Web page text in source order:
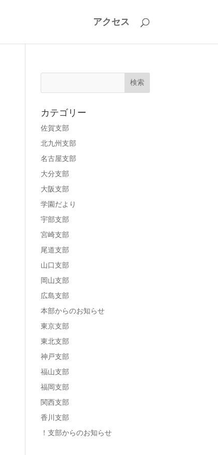
アクセス
カテゴリー
佐賀支部
北九州支部
名古屋支部
大分支部
大阪支部
学園だより
宇部支部
宮崎支部
尾道支部
山口支部
岡山支部
広島支部
本部からのお知らせ
東京支部
東北支部
神戸支部
福山支部
福岡支部
関西支部
香川支部
！支部からのお知らせ